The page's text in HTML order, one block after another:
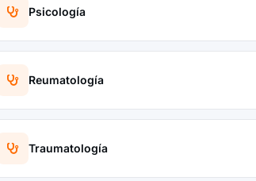
Psicología
Reumatología
Traumatología